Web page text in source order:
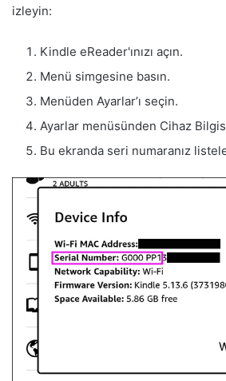
izleyin:
Kindle eReader'ınızı açın.
Menü simgesine basın.
Menüden Ayarlar’ı seçin.
Ayarlar menüsünden Cihaz
Bu ekranda seri numaranız